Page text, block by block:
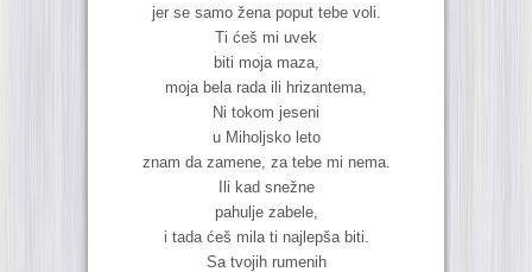
jer se samo žena poput tebe voli.
Ti ćeš mi uvek
biti moja maza,
moja bela rada ili hrizantema,
Ni tokom jeseni
u Miholjsko leto
znam da zamene, za tebe mi nema.
Ili kad snežne
pahulje zabele,
i tada ćeš mila ti najlepša biti.
Sa tvojih rumenih